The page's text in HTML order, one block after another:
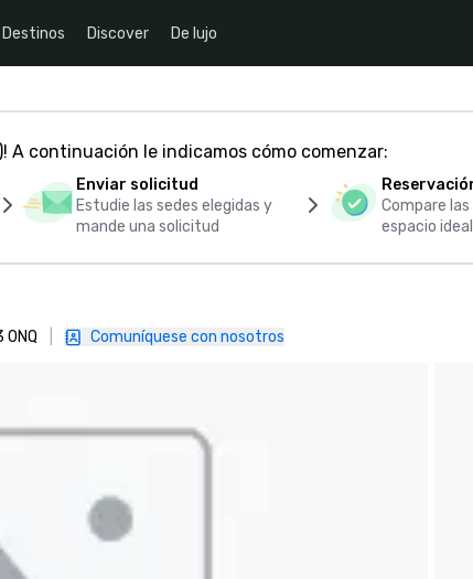
Destinos Discover De lujo
A continuación le indicamos cómo comenzar:
Enviar solicitud
Estudie las sedes elegidas y
mande una solicitud
Compare
espacio
0NQ Comuníquese con nosotros